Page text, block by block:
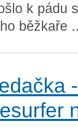
k pádu
běžkaře